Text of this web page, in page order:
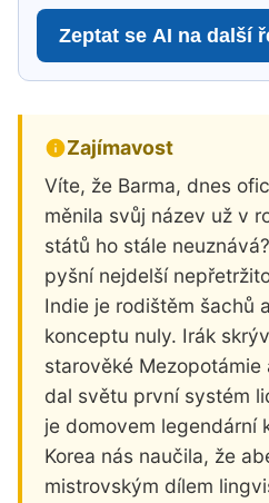
Zeptat se AI na další
Zajímavost
Víte, že Barma, dnes
měnila svůj název už v
států ho stále
pyšní nejdelší
Indie je rodištěm šachů
konceptu nuly. Irák
starověké Mezopotámie
dal světu první systém
je domovem legendární
Korea nás naučila, že
mistrovským dílem